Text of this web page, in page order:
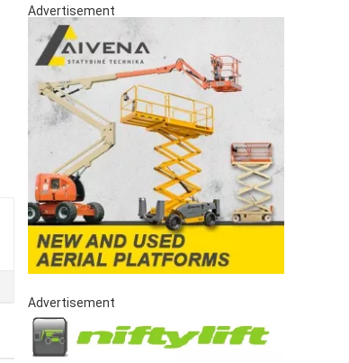
Advertisement
Advertisement